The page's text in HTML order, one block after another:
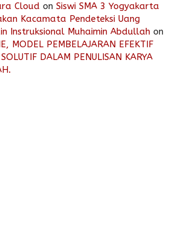
Cloud on Siswi SMA 3 Yogyakarta
Kacamata Pendeteksi Uang
Instruksional Muhaimin Abdullah on
MODEL PEMBELAJARAN EFEKTIF
DALAM PENULISAN KARYA